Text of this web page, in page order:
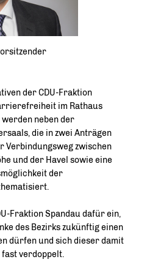
der CDU-Fraktion
im Rathaus
werden neben der
die in zwei Anträgen
zwischen
und der Havel sowie eine
der
Fraktion Spandau dafür ein,
des Bezirks zukünftig einen
dürfen und sich dieser damit
verdoppelt.